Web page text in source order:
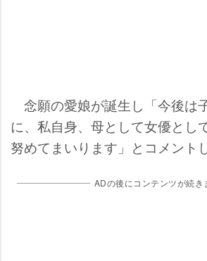
念願の愛娘が誕生し「今後は
に、私自身、母として女優とし
努めてまいります」とコメント
ADの後にコンテンツが続き